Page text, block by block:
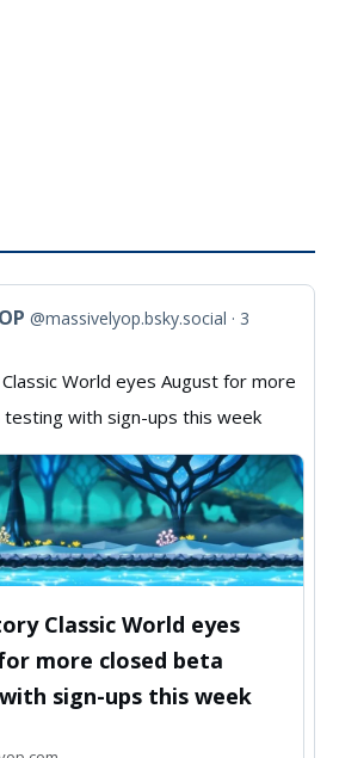
@massivelyop.bsky.social
3
World eyes August for more
with sign-ups this week
Classic World eyes
more closed beta
sign-ups this week